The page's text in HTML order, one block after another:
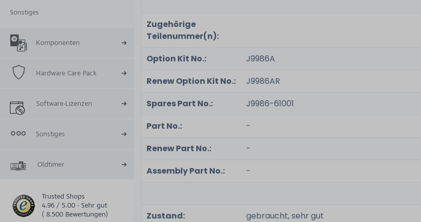
Sonstiges
Komponenten
Hardware Care Pack
Software-Lizenzen
Sonstiges
Oldtimer
Trusted Shops
4.96 / 5.00 - Sehr gut
( 8.500 Bewertungen)
Zugehörige
Teilenummer(n):
Option Kit No.:
J9986A
Renew Option Kit No.:
J9986AR
Spares Part No.:
J9986-61001
Part No.:
-
Renew Part No.:
-
Assembly Part No.:
-
Zustand:
gebraucht, sehr gut